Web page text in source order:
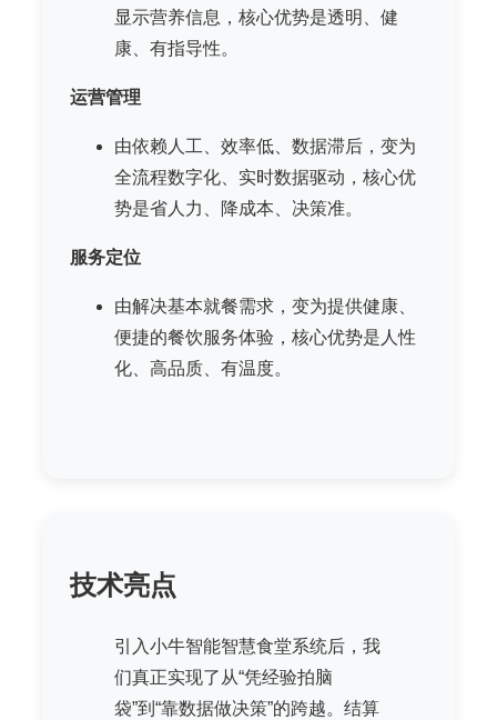
显示营养信息，核心优势是透明、健
康、有指导性。
运营管理
由依赖人工、效率低、数据滞后，变为
全流程数字化、实时数据驱动，核心优
势是省人力、降成本、决策准。
服务定位
由解决基本就餐需求，变为提供健康、
便捷的餐饮服务体验，核心优势是人性
化、高品质、有温度。
技术亮点
引入小牛智能智慧食堂系统后，我
们真正实现了从“凭经验拍脑
袋”到“靠数据做决策”的跨越。结算